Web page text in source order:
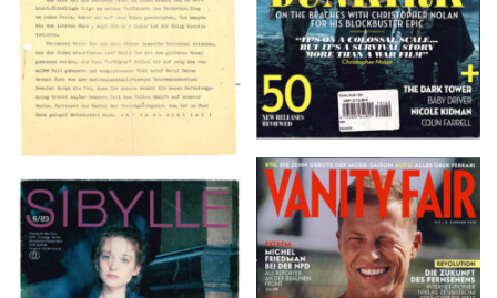
VANITY FAIR – Nr. 7 –
8. Februar 2007
SIBYLLE 6/89